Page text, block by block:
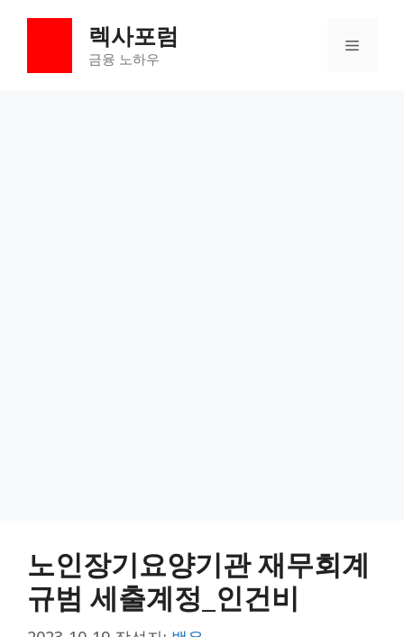
렉사포럼
금융 노하우
메
노인장기요양기관 재무회계
규범 세출계정_인건비